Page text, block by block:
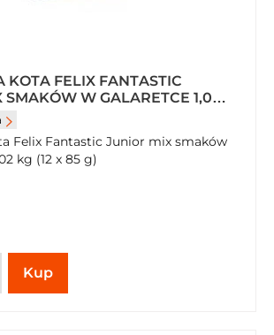
KOTA FELIX FANTASTIC
SMAKÓW W GALARETCE 1,02
Felix Fantastic Junior mix smaków
kg (12 x 85 g)